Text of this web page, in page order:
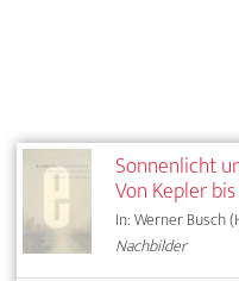
Sonnenlicht
Von Kepler
In: Werner Busch
Nachbilder